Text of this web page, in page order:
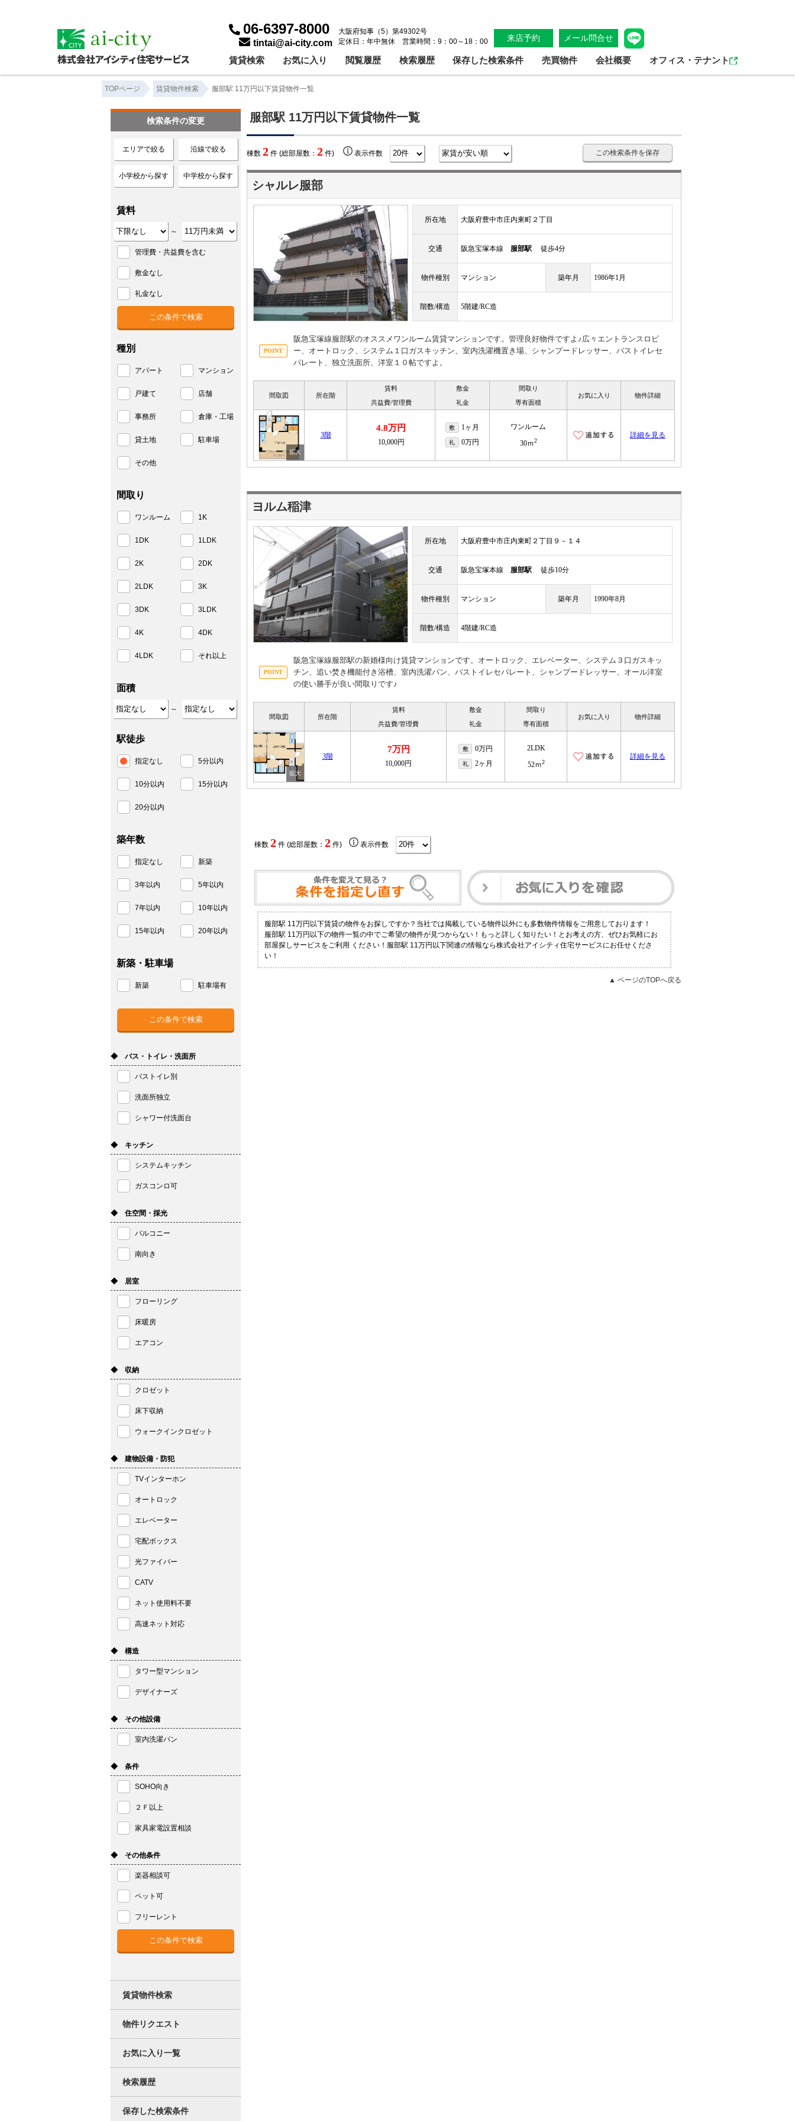
06-6397-8000
tintai@ai-city.com
大阪府知事（5）第49302号
定休日：年中無休 営業時間：9：00～18：00
来店予約 メール問合せ
賃貸検索 お気に入り 閲覧履歴 検索履歴 保存した検索条件 売買物件 会社概要 オフィス・テナント
TOPページ 賃貸物件検索 服部駅 11万円以下賃貸物件一覧
服部駅 11万円以下賃貸物件一覧
棟数 2 件 (総部屋数： 2 件) 表示件数 この検索条件を保存
シャルレ服部
所在地 大阪府豊中市庄内東町２丁目
交通 阪急宝塚本線 服部駅 徒歩4分
物件種別 マンション 築年月 1986年1月
階数/構造 5階建/RC造
阪急宝塚線服部駅のオススメワンルーム賃貸マンションです。管理良好物件ですよ♪広々エントランスロビ
ー、オートロック、システム１口ガスキッチン、室内洗濯機置き場、シャンプードレッサー、バストイレセ
パレート、独立洗面所、洋室１０帖ですよ。
間取図 所在階
賃料
共益費/管理費
敷金
礼金
間取り
専有面積
お気に入り 物件詳細
3階
4.8万円
10,000円
敷 1ヶ月
礼 0万円
ワンルーム
30ｍ2
詳細を見る
ヨルム稲津
所在地 大阪府豊中市庄内東町２丁目９－１４
交通 阪急宝塚本線 服部駅 徒歩10分
物件種別 マンション 築年月 1990年8月
階数/構造 4階建/RC造
阪急宝塚線服部駅の新婚様向け賃貸マンションです。オートロック、エレベーター、システム３口ガスキッ
チン、追い焚き機能付き浴槽、室内洗濯パン、バストイレセパレート、シャンプードレッサー、オール洋室
の使い勝手が良い間取りです♪
間取図 所在階
賃料
共益費/管理費
敷金
礼金
間取り
専有面積
お気に入り 物件詳細
3階
7万円
10,000円
敷 0万円
礼 2ヶ月
2LDK
52ｍ2
詳細を見る
棟数 2件 (総部屋数： 2件) 表示件数
服部駅 11万円以下賃貸の物件をお探しですか？当社では掲載している物件以外にも多数物件情報をご用意しております！
服部駅 11万円以下の物件一覧の中でご希望の物件が見つからない！もっと詳しく知りたい！とお考えの方、ぜひお気軽にお
部屋探しサービスをご利用 ください！服部駅 11万円以下関連の情報なら株式会社アイシティ住宅サービスにお任せくださ
い！
▲ ページのTOPへ戻る
検索条件の変更
エリアで絞る 沿線で絞る
小学校から探す 中学校から探す
賃料
～
管理費・共益費を含む
敷金なし
礼金なし
種別
アパート マンション
戸建て 店舗
事務所 倉庫・工場
貸土地 駐車場
その他
間取り
ワンルーム 1K
1DK 1LDK
2K 2DK
2LDK 3K
3DK 3LDK
4K 4DK
4LDK それ以上
面積
～
駅徒歩
指定なし 5分以内
10分以内 15分以内
20分以内
築年数
指定なし 新築
3年以内 5年以内
7年以内 10年以内
15年以内 20年以内
新築・駐車場
新築 駐車場有
◆ バス・トイレ・洗面所
バストイレ別
洗面所独立
シャワー付洗面台
◆ キッチン
システムキッチン
ガスコンロ可
◆ 住空間・採光
バルコニー
南向き
◆ 居室
フローリング
床暖房
エアコン
◆ 収納
クロゼット
床下収納
ウォークインクロゼット
◆ 建物設備・防犯
TVインターホン
オートロック
エレベーター
宅配ボックス
光ファイバー
CATV
ネット使用料不要
高速ネット対応
◆ 構造
タワー型マンション
デザイナーズ
◆ その他設備
室内洗濯パン
◆ 条件
SOHO向き
２Ｆ以上
家具家電設置相談
◆ その他条件
楽器相談可
ペット可
フリーレント
賃貸物件検索
物件リクエスト
お気に入り一覧
検索履歴
保存した検索条件